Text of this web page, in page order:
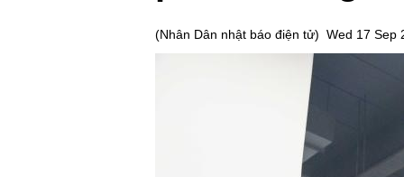
(Nhân Dân nhật báo điện tử) Wed 17 Sep